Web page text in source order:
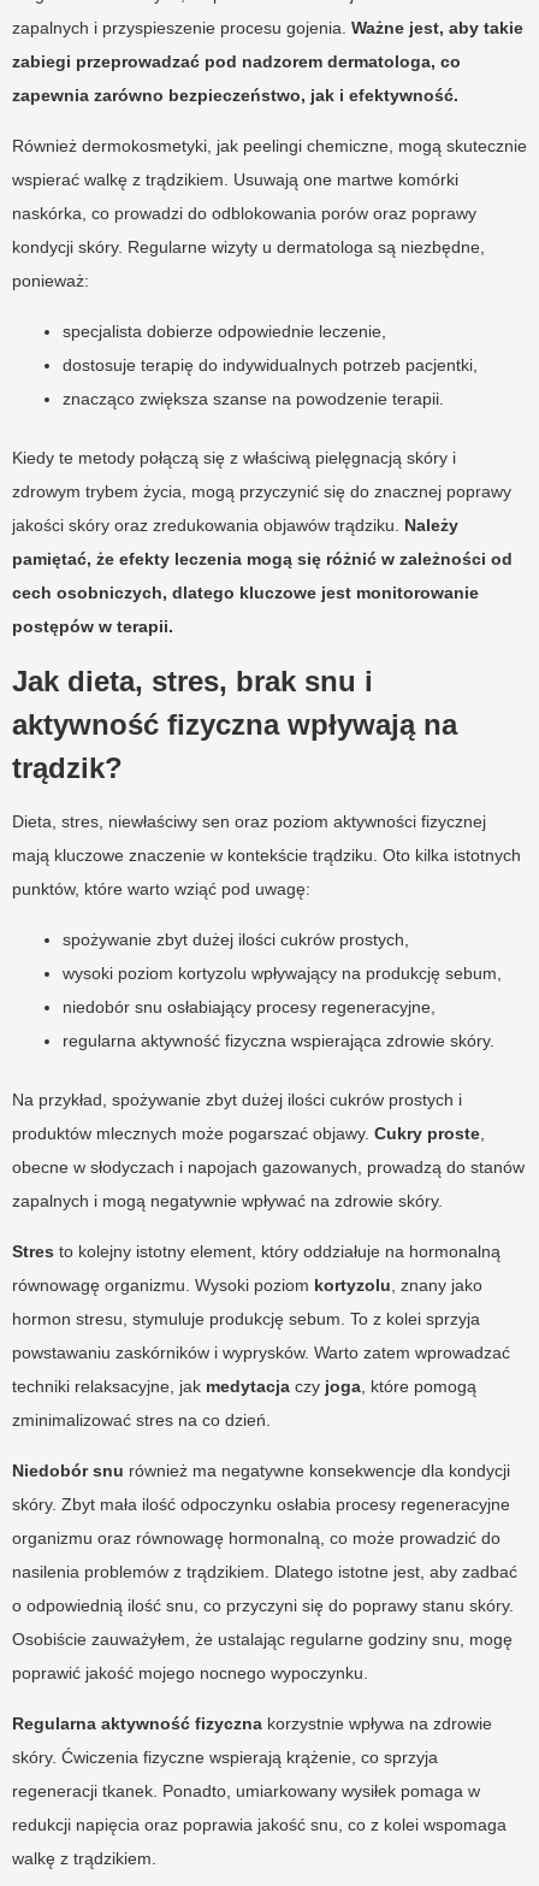
zapalnych i przyspieszenie procesu gojenia. Ważne jest, aby takie
zabiegi przeprowadzać pod nadzorem dermatologa, co
zapewnia zarówno bezpieczeństwo, jak i efektywność.
Również dermokosmetyki, jak peelingi chemiczne, mogą skutecznie
wspierać walkę z trądzikiem. Usuwają one martwe komórki
naskórka, co prowadzi do odblokowania porów oraz poprawy
kondycji skóry. Regularne wizyty u dermatologa są niezbędne,
ponieważ:
specjalista dobierze odpowiednie leczenie,
dostosuje terapię do indywidualnych potrzeb pacjentki,
znacząco zwiększa szanse na powodzenie terapii.
Kiedy te metody połączą się z właściwą pielęgnacją skóry i
zdrowym trybem życia, mogą przyczynić się do znacznej poprawy
jakości skóry oraz zredukowania objawów trądziku. Należy
pamiętać, że efekty leczenia mogą się różnić w zależności od
cech osobniczych, dlatego kluczowe jest monitorowanie
postępów w terapii.
Jak dieta, stres, brak snu i
aktywność fizyczna wpływają na
trądzik?
Dieta, stres, niewłaściwy sen oraz poziom aktywności fizycznej
mają kluczowe znaczenie w kontekście trądziku. Oto kilka istotnych
punktów, które warto wziąć pod uwagę:
spożywanie zbyt dużej ilości cukrów prostych,
wysoki poziom kortyzolu wpływający na produkcję sebum,
niedobór snu osłabiający procesy regeneracyjne,
regularna aktywność fizyczna wspierająca zdrowie skóry.
Na przykład, spożywanie zbyt dużej ilości cukrów prostych i
produktów mlecznych może pogarszać objawy. Cukry proste
obecne w słodyczach i napojach gazowanych, prowadzą do stanów
zapalnych i mogą negatywnie wpływać na zdrowie skóry.
Stres to kolejny istotny element, który oddziałuje na hormonalną
równowagę organizmu. Wysoki poziom kortyzolu , znany jako
hormon stresu, stymuluje produkcję sebum. To z kolei sprzyja
powstawaniu zaskórników i wyprysków. Warto zatem wprowadzać
techniki relaksacyjne, jak medytacja czy joga , które pomogą
zminimalizować stres na co dzień.
Niedobór snu również ma negatywne konsekwencje dla kondycji
skóry. Zbyt mała ilość odpoczynku osłabia procesy regeneracyjne
organizmu oraz równowagę hormonalną, co może prowadzić do
nasilenia problemów z trądzikiem. Dlatego istotne jest, aby zadbać
o odpowiednią ilość snu, co przyczyni się do poprawy stanu skóry.
Osobiście zauważyłem, że ustalając regularne godziny snu, mogę
poprawić jakość mojego nocnego wypoczynku.
Regularna aktywność fizyczna korzystnie wpływa na zdrowie
skóry. Ćwiczenia fizyczne wspierają krążenie, co sprzyja
regeneracji tkanek. Ponadto, umiarkowany wysiłek pomaga w
redukcji napięcia oraz poprawia jakość snu, co z kolei wspomaga
walkę z trądzikiem.